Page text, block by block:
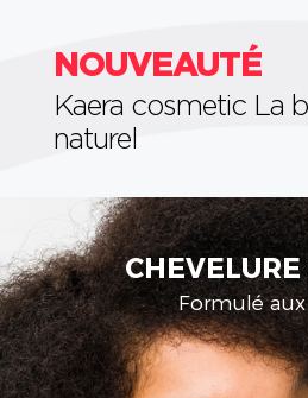
NOUVEAUTÉ
Kaera cosmetic La
naturel
CIRE
Aux extraits de